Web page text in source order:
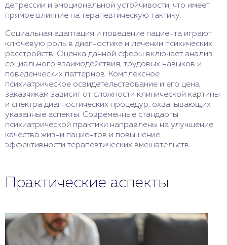
депрессии и эмоциональной устойчивости, что имеет
прямое влияние на терапевтическую тактику.
Социальная адаптация и поведение пациента играют
ключевую роль в диагностике и лечении психических
расстройств. Оценка данной сферы включает анализ
социального взаимодействия, трудовых навыков и
поведенческих паттернов. Комплексное
психиатрическое освидетельствование и его цена
заказчикам зависит от сложности клинической картины
и спектра диагностических процедур, охватывающих
указанные аспекты. Современные стандарты
психиатрической практики направлены на улучшение
качества жизни пациентов и повышение
эффективности терапевтических вмешательств.
Практические аспекты